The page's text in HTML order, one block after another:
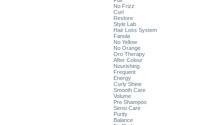
No Frizz
Curl
Restore
Style Lab
Hair Loss System
Fanola
No Yellow
No Orange
Oro Therapy
After Colour
Nourishing
Frequent
Energy
Curly Shine
Smooth Care
Volume
Pre Shampoo
Sensi Care
Purity
Balance